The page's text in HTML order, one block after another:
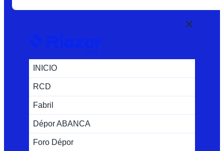
INICIO
RCD
Fabril
Dépor ABANCA
Foro Dépor